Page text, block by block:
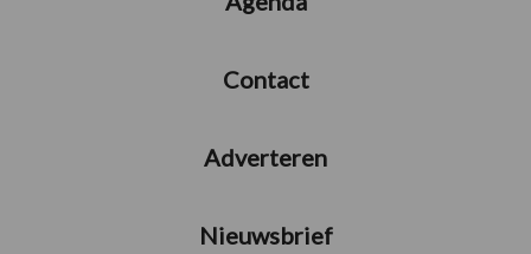
Contact
Adverteren
Nieuwsbrief